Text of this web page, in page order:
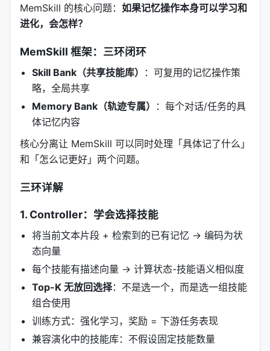
MemSkill 的核心问题： 如果记忆操作本身可以学习和
进化，会怎样？
MemSkill 框架：三环闭环
Skill Bank（共享技能库）
：可复用的记忆操作策
略，全局共享
Memory Bank（轨迹专属）
：每个对话/任务的具
体记忆内容
核心分离让 MemSkill 可以同时处理「具体记了什么」
和「怎么记更好」两个问题。
三环详解
1. Controller：学会选择技能
将当前文本片段 + 检索到的已有记忆 → 编码为状
态向量
每个技能有描述向量 → 计算状态-技能语义相似度
Top-K 无放回选择：不是选一个，而是选一组技能
组合使用
训练方式：强化学习，奖励 = 下游任务表现
兼容演化中的技能库：不假设固定技能数量